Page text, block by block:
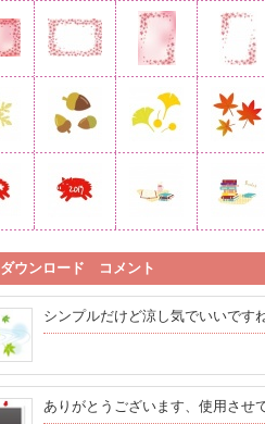
ダウンロード コメント
シンプルだけど涼し気でいいです
ありがとうございます、使用させ